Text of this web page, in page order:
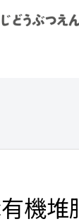
機堆